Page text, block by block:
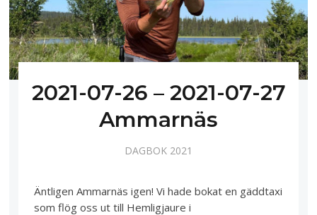
2021-07-26 – 2021-07-27
Ammarnäs
DAGBOK 2021
Äntligen Ammarnäs igen! Vi hade bokat en gäddtaxi
som flög oss ut till Hemligjaure i